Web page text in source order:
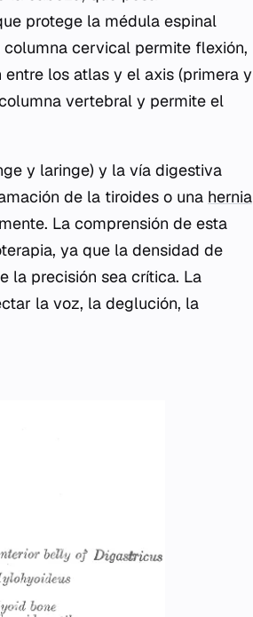
protege la médula espinal
cervical permite flexión,
los atlas y el axis (primera y
vertebral y permite el
y laringe) y la vía digestiva
de la tiroides o una hernia
La comprensión de esta
ya que la densidad de
la precisión sea crítica. La
la voz, la deglución, la